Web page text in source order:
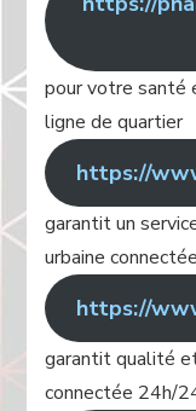
pour votre santé
ligne de quartier
https://
garantit un
urbaine connectée
https://
garantit qualité
connectée 24h/